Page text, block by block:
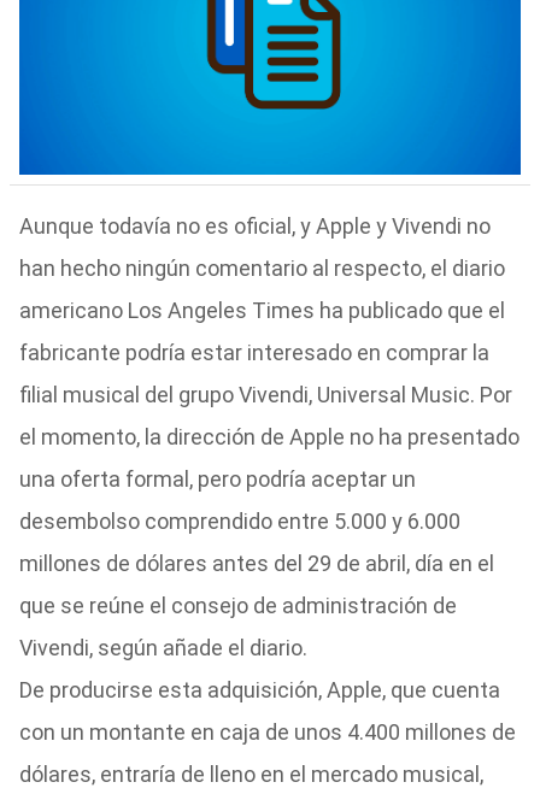
Aunque todavía no es oficial, y Apple y Vivendi no
han hecho ningún comentario al respecto, el diario
americano Los Angeles Times ha publicado que el
fabricante podría estar interesado en comprar la
filial musical del grupo Vivendi, Universal Music. Por
el momento, la dirección de Apple no ha presentado
una oferta formal, pero podría aceptar un
desembolso comprendido entre 5.000 y 6.000
millones de dólares antes del 29 de abril, día en el
que se reúne el consejo de administración de
Vivendi, según añade el diario.
De producirse esta adquisición, Apple, que cuenta
con un montante en caja de unos 4.400 millones de
dólares, entraría de lleno en el mercado musical,